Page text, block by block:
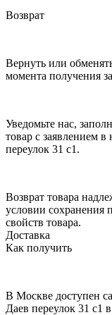
Возврат
Вернуть или
момента получения
Уведомьте нас,
товар с заявлением
переулок 31 с1.
Возврат товара
условии сохранения
свойств товара.
Доставка
Как получить
В Москве доступен
Даев переулок 31 с1